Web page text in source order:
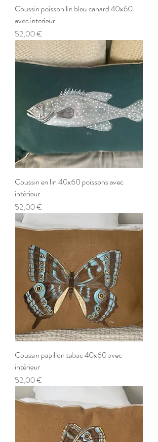
Coussin poisson lin bleu canard 40x60
avec interieur
Prix
52,00 €
Coussin en lin 40x60 poissons avec
intérieur
Prix
52,00 €
Coussin papillon tabac 40x60 avec
intérieur
Prix
52,00 €